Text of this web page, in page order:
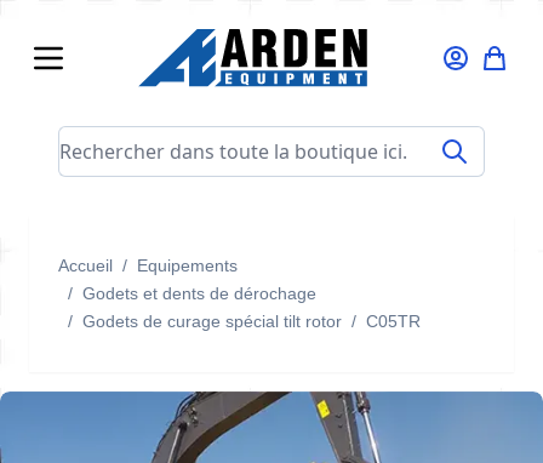
Rechercher dans toute la boutique ici...
Accueil / Equipements
/ Godets et dents de dérochage
/ Godets de curage spécial tilt rotor / C05TR